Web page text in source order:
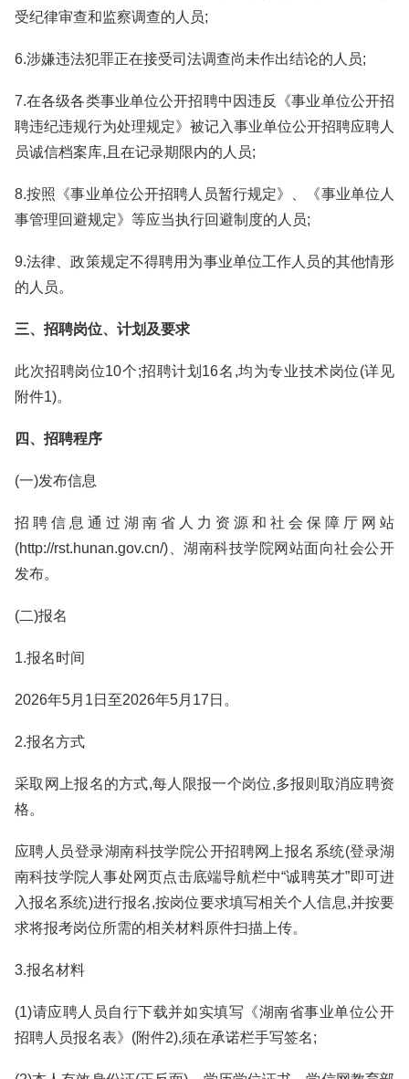
受纪律审查和监察调查的人员;
6.涉嫌违法犯罪正在接受司法调查尚未作出结论的人员;
7.在各级各类事业单位公开招聘中因违反《事业单位公开招
聘违纪违规行为处理规定》被记入事业单位公开招聘应聘人
员诚信档案库,且在记录期限内的人员;
8.按照《事业单位公开招聘人员暂行规定》、《事业单位人
事管理回避规定》等应当执行回避制度的人员;
9.法律、政策规定不得聘用为事业单位工作人员的其他情形
的人员。
三、招聘岗位、计划及要求
此次招聘岗位10个;招聘计划16名,均为专业技术岗位(详见
附件1)。
四、招聘程序
(一)发布信息
招聘信息通过湖南省人力资源和社会保障厅网站
(http://rst.hunan.gov.cn/)、湖南科技学院网站面向社会公开
发布。
(二)报名
1.报名时间
2026年5月1日至2026年5月17日。
2.报名方式
采取网上报名的方式,每人限报一个岗位,多报则取消应聘资
格。
应聘人员登录湖南科技学院公开招聘网上报名系统(登录湖
南科技学院人事处网页点击底端导航栏中“诚聘英才”即可进
入报名系统)进行报名,按岗位要求填写相关个人信息,并按要
求将报考岗位所需的相关材料原件扫描上传。
3.报名材料
(1)请应聘人员自行下载并如实填写《湖南省事业单位公开
招聘人员报名表》(附件2),须在承诺栏手写签名;